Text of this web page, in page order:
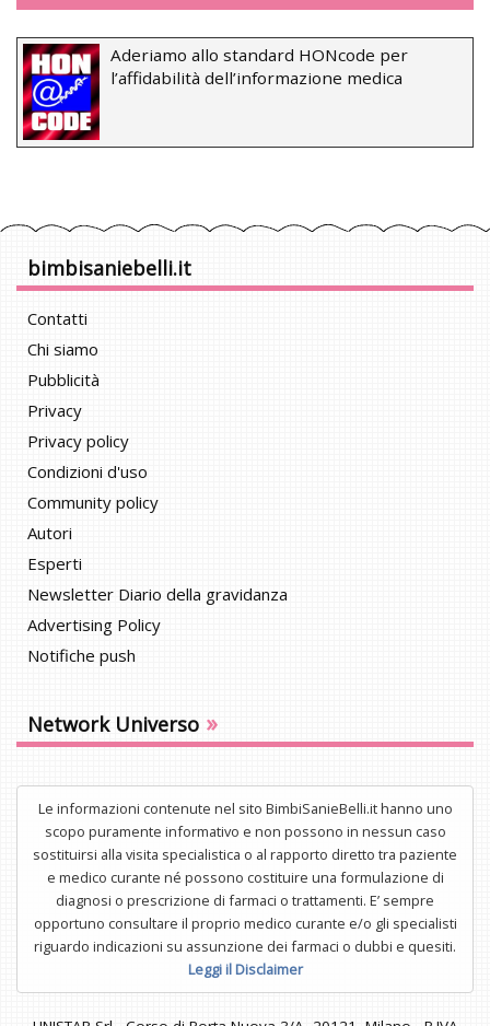
Aderiamo allo standard HONcode per
l’affidabilità dell’informazione medica
bimbisaniebelli.it
Contatti
Chi siamo
Pubblicità
Privacy
Privacy policy
Condizioni d'uso
Community policy
Autori
Esperti
Newsletter Diario della gravidanza
Advertising Policy
Notifiche push
Network Universo »
Le informazioni contenute nel sito BimbiSanieBelli.it hanno uno
scopo puramente informativo e non possono in nessun caso
sostituirsi alla visita specialistica o al rapporto diretto tra paziente
e medico curante né possono costituire una formulazione di
diagnosi o prescrizione di farmaci o trattamenti. E’ sempre
opportuno consultare il proprio medico curante e/o gli specialisti
riguardo indicazioni su assunzione dei farmaci o dubbi e quesiti.
Leggi il Disclaimer